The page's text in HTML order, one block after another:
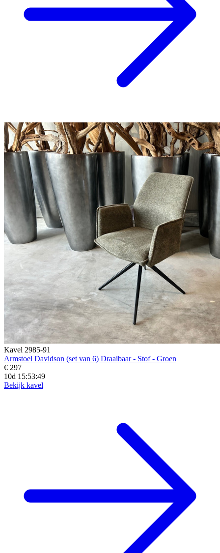
Kavel 2985-91
Armstoel Davidson (set van 6) Draaibaar - Stof - Groen
€ 297
10d 15:53:48
Bekijk kavel